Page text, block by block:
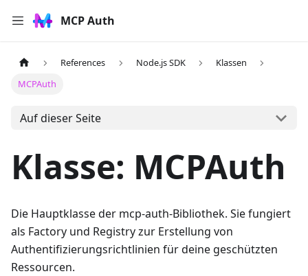
MCP Auth
References Node.js SDK
Klassen
MCPAuth
Auf dieser Seite
Klasse: MCPAuth
Die Hauptklasse der mcp-auth-Bibliothek. Sie fungiert
als Factory und Registry zur Erstellung von
Authentifizierungsrichtlinien für deine geschützten
Ressourcen.